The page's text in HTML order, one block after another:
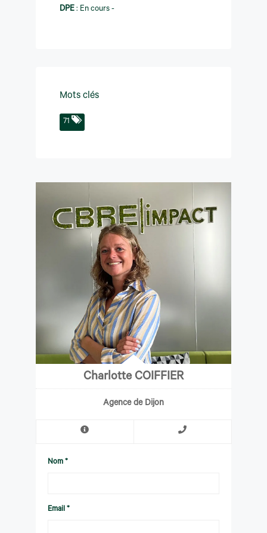
DPE : En cours -
Mots clés
71
Charlotte COIFFIER
Agence de Dijon
Nom *
Email *